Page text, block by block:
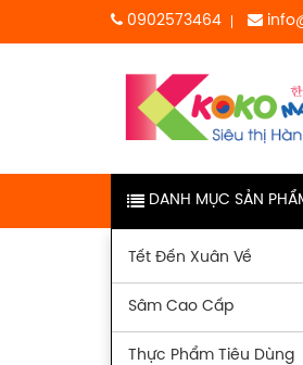
0902573464
DANH MỤC SẢN
Tết Đến Xuân Về
Sâm Cao Cấp
Thực Phẩm Tiêu Dùng